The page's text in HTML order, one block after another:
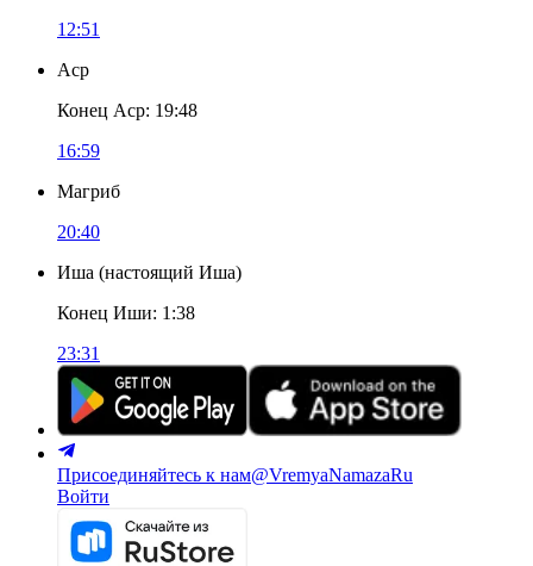
12:51
Аср
Конец Аср: 19:48
16:59
Магриб
20:40
Иша (настоящий Иша)
Конец Иши: 1:38
23:31
Присоединяйтесь к нам@VremyaNamazaRu
Войти